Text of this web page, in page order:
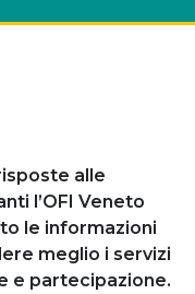
alle
l’OFI Veneto
le informazioni
meglio i servizi
e partecipazione.